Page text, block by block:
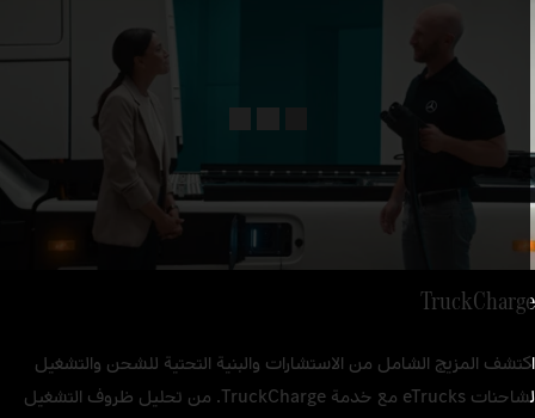
المزيج الشامل من الاستشارات والبنية التحتية للشحن والتشغيل
لشاحنات eTrucks مع خدمة TruckCharge. من تحليل ظروف التشغيل